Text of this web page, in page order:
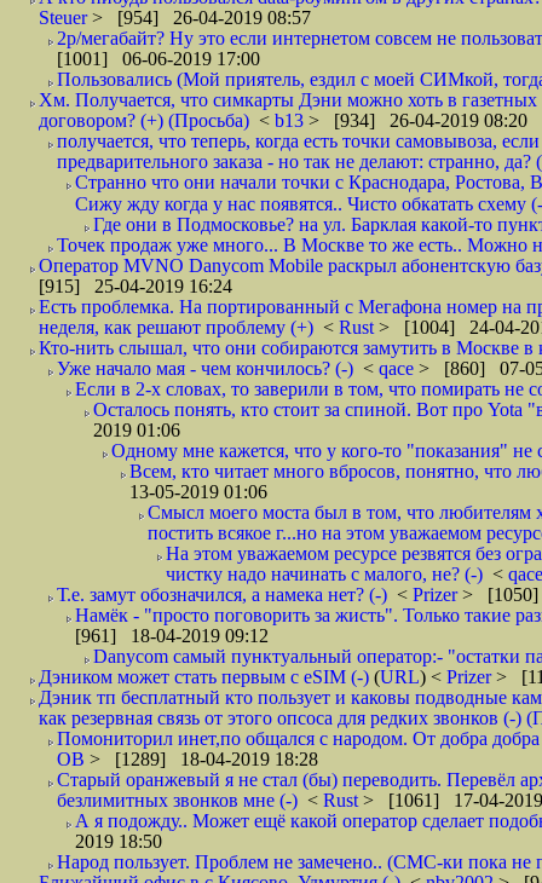
Steuer> [954] 26-04-2019 08:57
2р/мегабайт? Ну это если интернетом совсем не
[1001] 06-06-2019 17:00
Пользовались (Мой приятель, ездил с моей СИМкой,
Хм. Получается, что симкарты Дэни можно хоть в газетных
договором? (+) (Просьба) < b13 > [934] 26-04-2019 08:20
получается, что теперь, когда есть точки самовывоза,
предварительного заказа - но так не делают: странно, да?
Странно что они начали точки с Краснодара,
Сижу жду когда у нас появятся.. Чисто обкатать схему
Где они в Подмосковье? на ул. Барклая какой-то
Точек продаж уже много... В Москве то же есть.. Можно
Оператор MVNO Danycom Mobile раскрыл абонентскую
[915] 25-04-2019 16:24
Есть проблемка. На портированный с Мегафона номер на
неделя, как решают проблему (+) < Rust > [1004] 24-04-
Кто-нить слышал, что они собираются замутить в Москве в
Уже начало мая - чем кончилось? (-) < qace > [860] 07-
Если в 2-х словах, то заверили в том, что помирать не
Осталось понять, кто стоит за спиной. Вот про Yota
2019 01:06
Одному мне кажется, что у кого-то "показания" не
Всем, кто читает много вбросов, понятно, что
13-05-2019 01:06
Смысл моего моста был в том, что любителям
постить всякое г...но на этом уважаемом
На этом уважаемом ресурсе резвятся без
чистку надо начинать с малого, не? (-) <
Т.е. замут обозначился, а намека нет? (-) < Prizer> [1050]
Намёк - "просто поговорить за жисть". Только такие
[961] 18-04-2019 09:12
Danycom самый пунктуальный оператор:- "остатки
Дэником может стать первым с еSIM (-) (URL) < Prizer>
Дэник тп бесплатный кто пользует и каковы подводные
как резервная связь от этого опсоса для редких звонков (-)
Помониторил инет,по общался с народом. От добра
ОВ > [1289] 18-04-2019 18:28
Старый оранжевый я не стал (бы) переводить. Перевёл
безлимитных звонков мне (-) < Rust > [1061] 17-04-
А я подожду.. Может ещё какой оператор сделает
2019 18:50
Народ пользует. Проблем не замечено.. (СМС-ки пока